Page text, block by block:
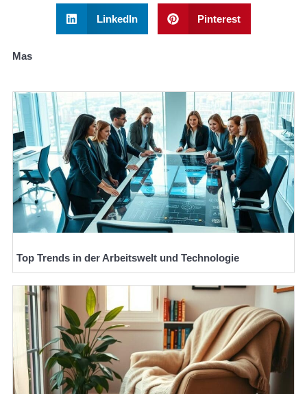
LinkedIn Pinterest
Mas
Top Trends in der Arbeitswelt und Technologie